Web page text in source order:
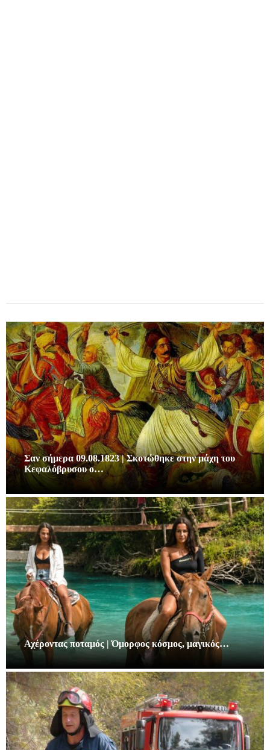
Σαν σήμερα 09.08.1823 | Σκοτώθηκε στην μάχη του
Κεφαλόβρυσου ο…
Αχέροντας ποταμός | Όμορφος κόσμος, μαγικός…